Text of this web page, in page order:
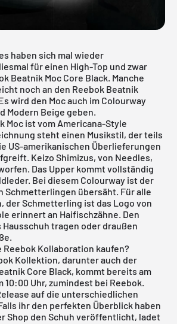
haben sich mal wieder
für einen High-Top und zwar
Beatnik Moc Core Black. Manche
noch an den Reebok Beatnik
wird den Moc auch im Colourway
Modern Beige geben.
Moc ist vom Americana-Style
steht einen Musikstil, der teils
US-amerikanischen Überlieferungen
Keizo Shimizus, von Needles,
Das Upper kommt vollständig
Bei diesem Colourway ist der
Schmetterlingen übersäht. Für alle
der Schmetterling ist das Logo von
erinnert an Haifischzähne. Den
tragen oder draußen
Reebok Kollaboration kaufen?
Kollektion, darunter auch der
Core Black, kommt bereits am
10:00 Uhr, zumindest bei Reebok.
auf die unterschiedlichen
ihr den perfekten Überblick haben
Shop den Schuh veröffentlicht, ladet